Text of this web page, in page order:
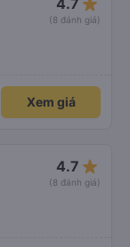
4.7
(8 đánh giá)
Xem giá
4.7 star_rate
(8 đánh giá)